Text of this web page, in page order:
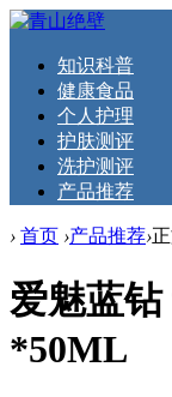
知识科普
健康食品
个人护理
护肤测评
洗护测评
产品推荐
› 首页 ›产品推荐›
爱魅蓝
*50ML